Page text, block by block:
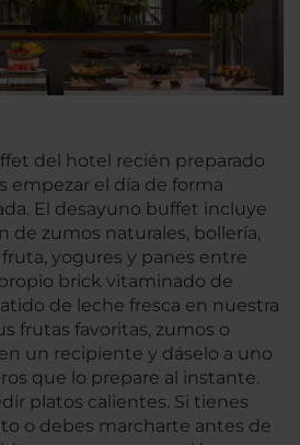
del hotel recién preparado
empezar el día de forma
El desayuno buffet incluye
de zumos naturales, bollería,
yogures y panes entre
brick vitaminado de
de leche fresca en nuestra
frutas favoritas, zumos o
un recipiente y dáselo a uno
que lo prepare al instante.
platos calientes. Si tienes
o debes marcharte antes de